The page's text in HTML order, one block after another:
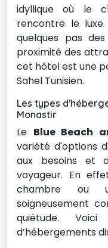
idyllique où le
rencontre le luxe
quelques pas
proximité des
cet hôtel est une
Sahel Tunisien.
Les types
Monastir
Le Blue Beach
variété d'options
aux besoins et
voyageur. En
chambre ou
soigneusement
quiétude.
d’hébergements